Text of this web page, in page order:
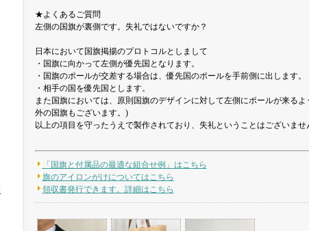
★よくあるご質問
左側の国旗が裏側です。失礼ではないですか？
日本において国旗掲揚のプロトコルとしまして
・国旗に向かって左側が優先国となります。
・国旗のポールが交差する場合は、優先国のポールを手前側に出します。
・相手の国を優先国とします。
また国旗においては、原則国旗のデザインに対して左側にポールが来る
外の国旗もございます。)
以上の項目を守ったうえで製作されており、失礼ということはございませ
「国旗と付属品の最適な組合せ例」はこちら
旗のアイロンがけについてはこちら
領収書発行できます。詳細はこちら